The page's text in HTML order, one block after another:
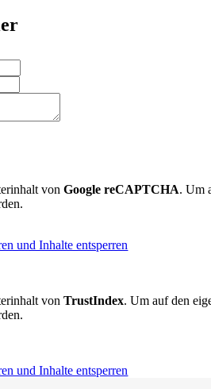
vonGoogle reCAPTCHA. Um
und Inhalte entsperren
vonTrustIndex. Um auf den
und Inhalte entsperren